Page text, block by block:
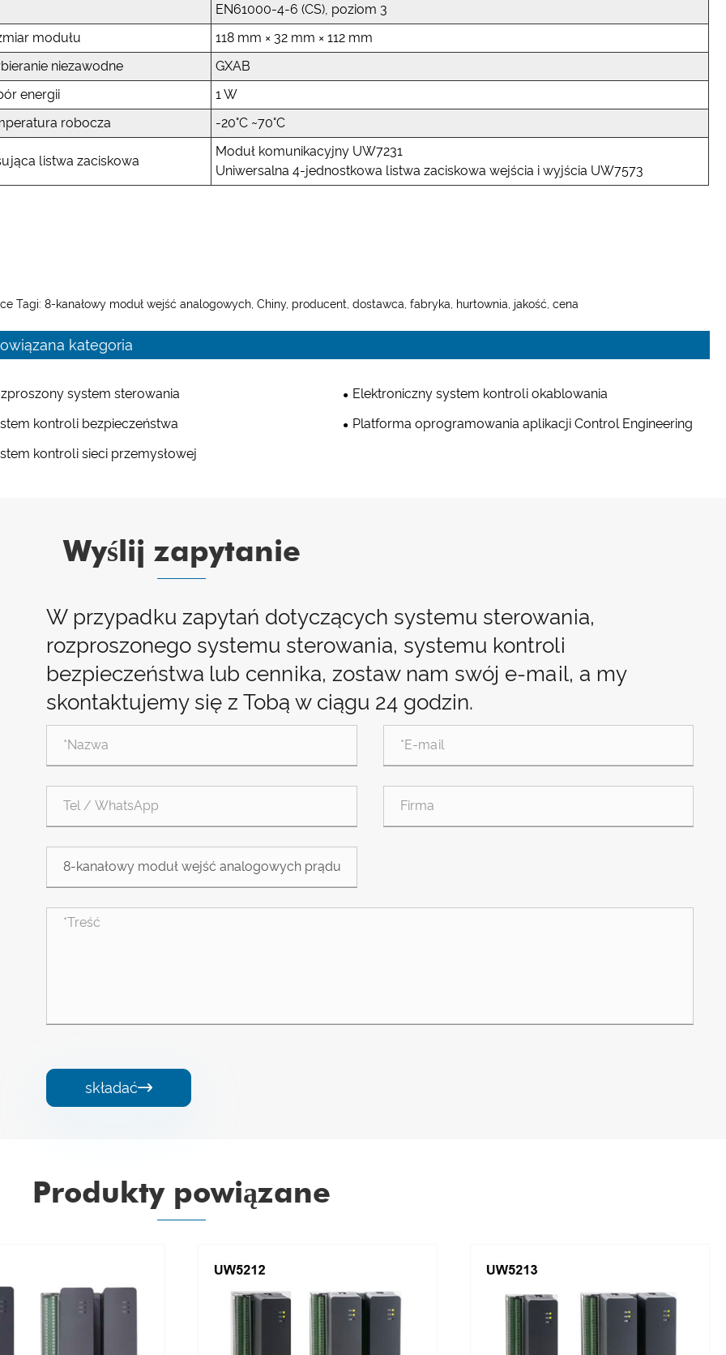
EN61000-4-6 (CS), poziom 3
modułu
118 mm × 32 mm × 112 mm
niezawodne
GXAB
energii
1 W
robocza
-20°C ~70°C
listwa zaciskowa
Moduł komunikacyjny UW7231
Uniwersalna 4-jednostkowa listwa zaciskowa wejścia i wyjścia UW7573
Tagi: 8-kanałowy moduł wejść analogowych, Chiny, producent, dostawca, fabryka, hurtownia, jakość, cena
kategoria
system sterowania
Elektroniczny system kontroli okablowania
kontroli bezpieczeństwa
Platforma oprogramowania aplikacji Control Engineering
kontroli sieci przemysłowej
Wyślij zapytanie
W przypadku zapytań dotyczących systemu sterowania,
rozproszonego systemu sterowania, systemu kontroli
bezpieczeństwa lub cennika, zostaw nam swój e-mail, a my
skontaktujemy się z Tobą w ciągu 24 godzin.
składać
Produkty powiązane